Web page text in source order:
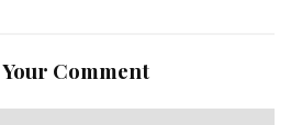
Comment